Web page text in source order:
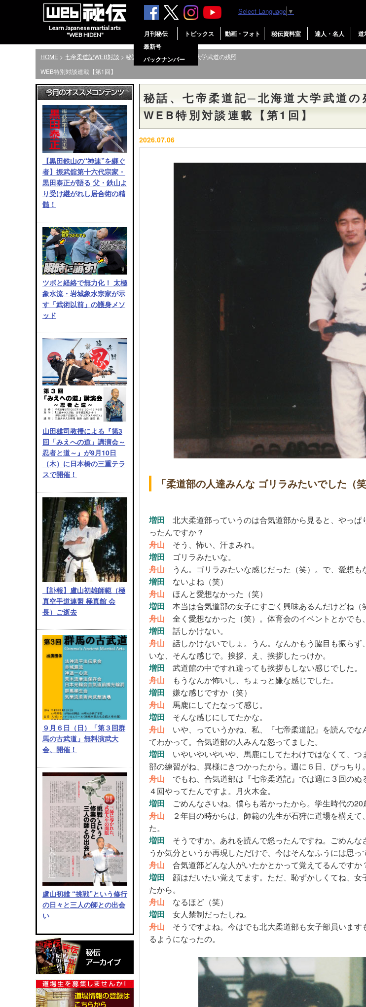
Learn Japanese martial arts
"WEB HIDEN"
月刊秘伝
最新号
バックナンバー
トピックス 動画・フォト 秘伝資料室 達人・名人 道
Select Language ▼
HOME > 七帝柔道記WEB対談 > 秘話、七帝柔道記─北海道大学武道の残照
WEB特別対談連載【第1回】
【黒田鉄山の“神速”を継ぐ
者】振武舘第十六代宗家・
黒田泰正が語る 父・鉄山よ
り受け継がれし居合術の精
髄！
ツボと経絡で無力化！ 太極
象水流・岩城象水宗家が示
す「武術以前」の護身メソ
ッド
山田雄司教授による『第3
回「みえへの道」講演会～
忍者と道～』が9月10日
（木）に日本橋の三重テラ
スで開催！
【訃報】盧山初雄師範（極
真空手道連盟 極真館 会
長）ご逝去
９月６日（日）「第３回群
馬の古武道」無料演武大
会、開催！
盧山初雄 “挑戦”という修行
の日々と三人の師との出会
い
秘話、七帝柔道記─北海道大学武道の
WEB特別対談連載【第1回】
2026.07.06
「柔道部の人達みんな ゴリラみたいでした（
増田 北大柔道部っていうのは合気道部から見ると、やっぱ
ったんですか？
舟山 そう、怖い、汗まみれ。
増田 ゴリラみたいな。
舟山 うん。ゴリラみたいな感じだった（笑）。で、愛想も
増田 ないよね（笑）
舟山 ほんと愛想なかった（笑）
増田 本当は合気道部の女子にすごく興味あるんだけどね（
舟山 全く愛想なかった（笑）。体育会のイベントとかでも
増田 話しかけない。
舟山 話しかけないでしょ。うん。なんかもう脇目も振らず
いな、そんな感じで。挨拶、え、挨拶したっけか。
増田 武道館の中ですれ違っても挨拶もしない感じでした。
舟山 もうなんか怖いし、ちょっと嫌な感じでした。
増田 嫌な感じですか（笑）
舟山 馬鹿にしてたなって感じ。
増田 そんな感じにしてたかな。
舟山 いや、っていうかね、私、『七帝柔道記』を読んでな
てわかって。合気道部の人みんな怒ってました。
増田 いやいやいやいや、馬鹿にしてたわけではなくて、つ
部の練習がね、異様にきつかったから。週に６日、びっちり
舟山 でもね、合気道部は『七帝柔道記』では週に３回のぬ
４回やってたんですよ。月火木金。
増田 ごめんなさいね。僕らも若かったから。学生時代の20
舟山 ２年目の時からは、師範の先生が石狩に道場を構えて
た。
増田 そうですか。あれを読んで怒ったんですね。ごめんな
うか気分というか再現しただけで、今はそんなふうには思っ
舟山 合気道部どんな人がいたかとかって覚えてるんですか
増田 顔はだいたい覚えてます。ただ、恥ずかしくてね、女
たから。
舟山 なるほど（笑）
増田 女人禁制だったしね。
舟山 そうですよね。今はでも北大柔道部も女子部員いま
るようになったの。